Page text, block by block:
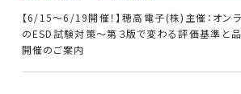
【6/15～6/19開催！】穂高電子(株)主催：オン
のESD試験対策～第３版で変わる評価基準と
開催のご案内